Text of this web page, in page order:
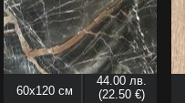
60x120 см
44.00 лв.
(22.50 €)